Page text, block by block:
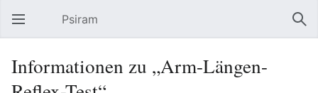
Hauptmenü öffnen Psiram
Informationen zu „Arm-Längen-